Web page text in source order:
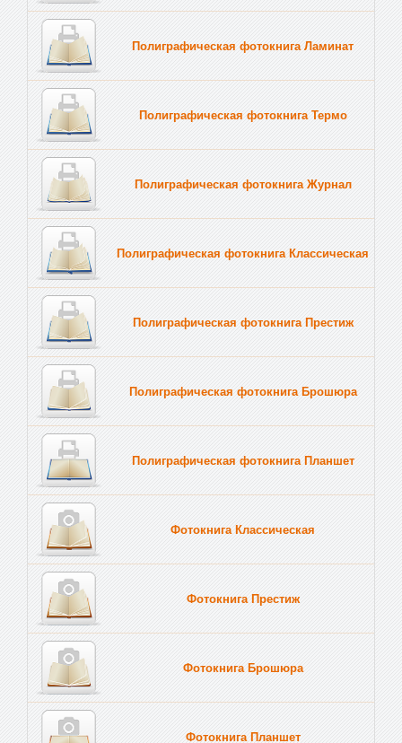
Полиграфическая фотокнига Ламинат
Полиграфическая фотокнига Термо
Полиграфическая фотокнига Журнал
Полиграфическая фотокнига Классическая
Полиграфическая фотокнига Престиж
Полиграфическая фотокнига Брошюра
Полиграфическая фотокнига Планшет
Фотокнига Классическая
Фотокнига Престиж
Фотокнига Брошюра
Фотокнига Планшет